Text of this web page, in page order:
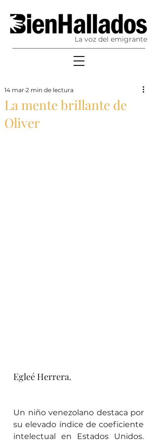
La voz del emigrante
La mente brillante de
Oliver
14 mar 2 min de lectura
Egleé Herrera.
Un niño venezolano destaca por
su elevado índice de coeficiente
intelectual en Estados Unidos.